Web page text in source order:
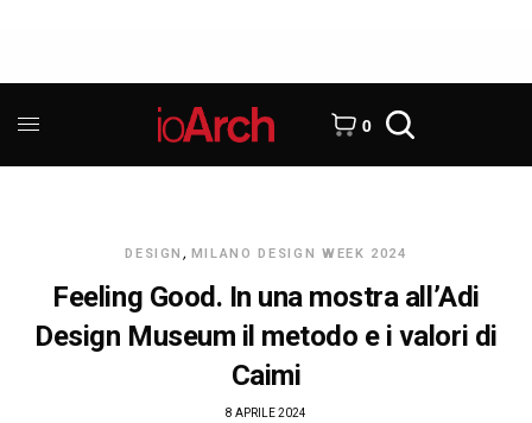
0
DESIGN, MILANO DESIGN WEEK 2024
Feeling Good. In una mostra all’Adi
Design Museum il metodo e i valori di
Caimi
8 APRILE 2024